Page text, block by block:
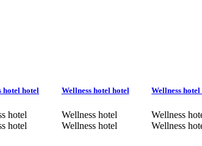
hotel hotel
hotel
hotel
Wellness hotel hotel
Wellness hotel
Wellness hotel
Wellness
Wellness
Wellness